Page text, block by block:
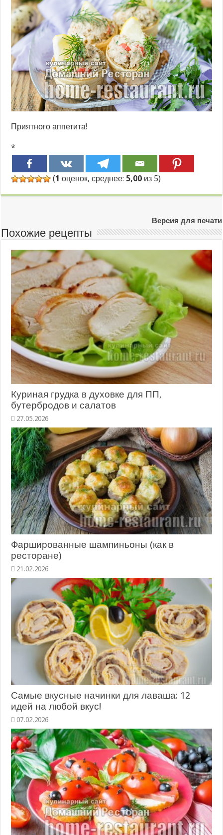
Приятного аппетита!
*
(1 оценок, среднее: 5,00 из 5)
Версия для печати
Похожие рецепты
Куриная грудка в духовке для ПП,
бутербродов и салатов
27.05.2026
Фаршированные шампиньоны (как в
ресторане)
21.02.2026
Самые вкусные начинки для лаваша: 12
идей на любой вкус!
07.02.2026